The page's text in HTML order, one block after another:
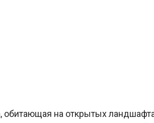
на открытых